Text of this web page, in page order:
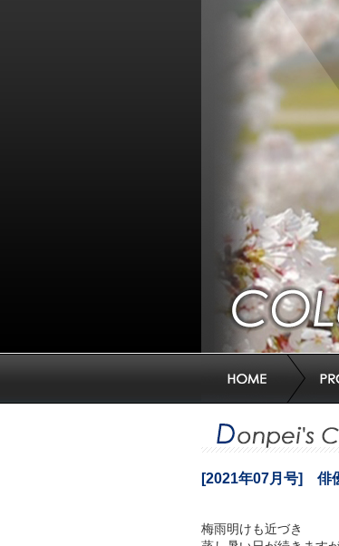
[2021年07月号] 俳
梅雨明けも近づき